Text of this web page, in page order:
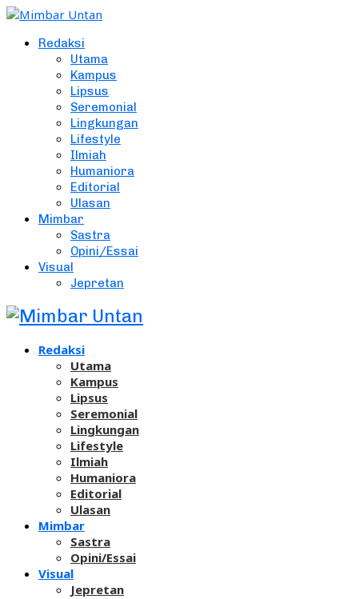
Redaksi
Utama
Kampus
Lipsus
Seremonial
Lingkungan
Lifestyle
Ilmiah
Humaniora
Editorial
Ulasan
Mimbar
Sastra
Opini/Essai
Visual
Jepretan
Redaksi
Utama
Kampus
Lipsus
Seremonial
Lingkungan
Lifestyle
Ilmiah
Humaniora
Editorial
Ulasan
Mimbar
Sastra
Opini/Essai
Visual
Jepretan